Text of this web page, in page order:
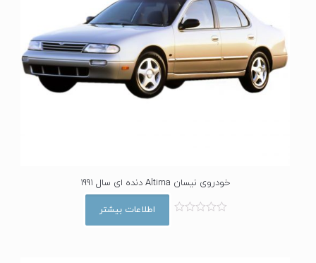
خودروی نیسان Altima دنده ای سال 1991
اطلاعات بیشتر